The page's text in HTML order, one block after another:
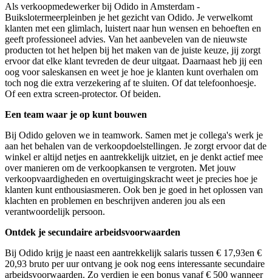
Als verkoopmedewerker bij Odido in Amsterdam -
Buikslotermeerpleinben je het gezicht van Odido. Je verwelkomt
klanten met een glimlach, luistert naar hun wensen en behoeften en
geeft professioneel advies. Van het aanbevelen van de nieuwste
producten tot het helpen bij het maken van de juiste keuze, jij zorgt
ervoor dat elke klant tevreden de deur uitgaat. Daarnaast heb jij een
oog voor saleskansen en weet je hoe je klanten kunt overhalen om
toch nog die extra verzekering af te sluiten. Of dat telefoonhoesje.
Of een extra screen-protector. Of beiden.
Een team waar je op kunt bouwen
Bij Odido geloven we in teamwork. Samen met je collega's werk je
aan het behalen van de verkoopdoelstellingen. Je zorgt ervoor dat de
winkel er altijd netjes en aantrekkelijk uitziet, en je denkt actief mee
over manieren om de verkoopkansen te vergroten. Met jouw
verkoopvaardigheden en overtuigingskracht weet je precies hoe je
klanten kunt enthousiasmeren. Ook ben je goed in het oplossen van
klachten en problemen en beschrijven anderen jou als een
verantwoordelijk persoon.
Ontdek je secundaire arbeidsvoorwaarden
Bij Odido krijg je naast een aantrekkelijk salaris tussen € 17,93en €
20,93 bruto per uur ontvang je ook nog eens interessante secundaire
arbeidsvoorwaarden. Zo verdien je een bonus vanaf € 500 wanneer